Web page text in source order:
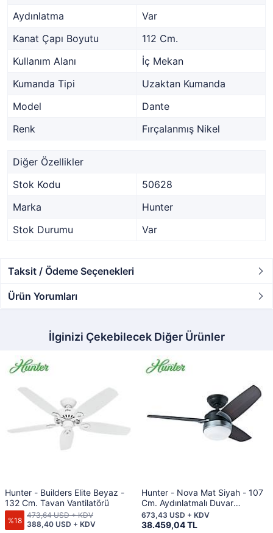
Aydınlatma
Var
Kanat Çapı Boyutu
112 Cm.
Kullanım Alanı
İç Mekan
Kumanda Tipi
Uzaktan Kumanda
Model
Dante
Renk
Fırçalanmış Nikel
Diğer Özellikler
Stok Kodu
50628
Marka
Hunter
Stok Durumu
Var
Taksit / Ödeme Seçenekleri
Ürün Yorumları
İlginizi Çekebilecek Diğer Ürünler
Hunter - Builders Elite Beyaz -
132 Cm. Tavan Vantilatörü
%18 388,40 USD + KDV
473,64 USD + KDV
Hunter - Nova Mat Siyah - 107
Cm. Aydınlatmalı Duvar
Kumandalı Tavan Vantilatörü
38.459,04 TL
673,43 USD + KDV